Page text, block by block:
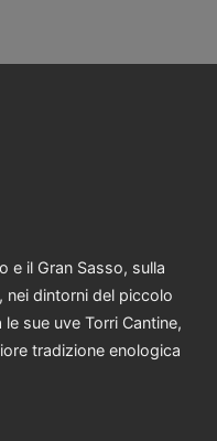
e il Gran Sasso, sulla
nei dintorni del piccolo
sue uve Torri Cantine,
tradizione enologica